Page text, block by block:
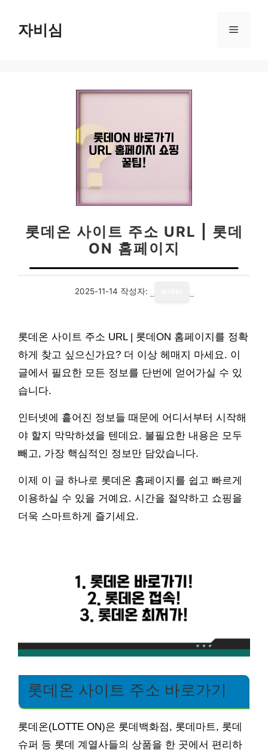
자비심 메
롯데온 사이트 주소 URL | 롯데
ON 홈페이지
2025-11-14 작성자:
롯데온 사이트 주소 URL | 롯데ON 홈페이지를 정확
하게 찾고 싶으신가요? 더 이상 헤매지 마세요. 이
글에서 필요한 모든 정보를 단번에 얻어가실 수 있
습니다.
인터넷에 흩어진 정보들 때문에 어디서부터 시작해
야 할지 막막하셨을 텐데요. 불필요한 내용은 모두
빼고, 가장 핵심적인 정보만 담았습니다.
이제 이 글 하나로 롯데온 홈페이지를 쉽고 빠르게
이용하실 수 있을 거예요. 시간을 절약하고 쇼핑을
더욱 스마트하게 즐기세요.
롯데온 사이트 주소 바로가기
롯데온(LOTTE ON)은 롯데백화점, 롯데마트, 롯데
슈퍼 등 롯데 계열사들의 상품을 한 곳에서 편리하